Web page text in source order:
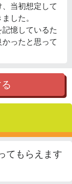
当初想定して
した。
憶しているた
ったと思って
てもらえます